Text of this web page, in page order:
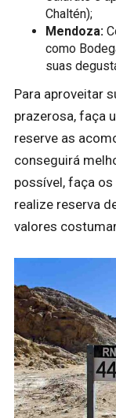
Chaltén);
Mendoza:
como
suas
Para aproveitar
prazerosa, faça
reserve as
conseguirá
possível, faça
realize reserva
valores